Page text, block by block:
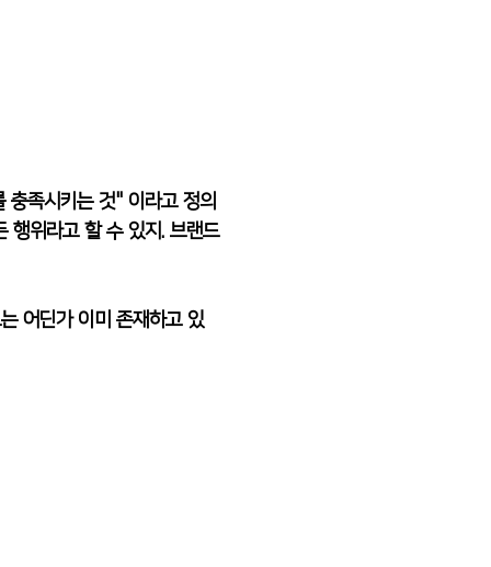
충족시키는 것" 이라고 정의
행위라고 할 수 있지. 브랜드
어딘가 이미 존재하고 있